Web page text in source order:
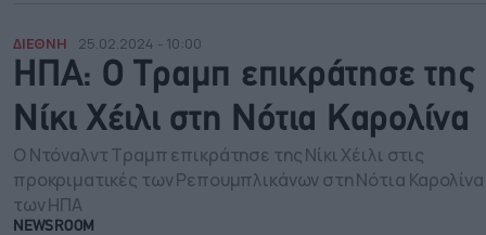
ΔΙΕΘΝΗ 25.02.2024 - 10:00
ΗΠΑ: Ο Τραμπ επικράτησε της
Νίκι Χέιλι στη Νότια Καρολίνα
Ο Ντόναλντ Τραμπ επικράτησε της Νίκι Χέιλι στις
προκριματικές των Ρεπουμπλικάνων στη Νότια Καρολίνα
των ΗΠΑ
NEWSROOM